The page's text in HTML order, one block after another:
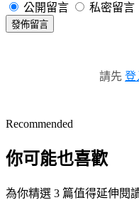
公開留言 私密留言
發佈留言
請先 登
Recommended
你可能也喜歡
為你精選 3 篇值得延伸閱